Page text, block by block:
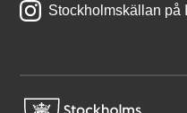
Stockholmskällan på